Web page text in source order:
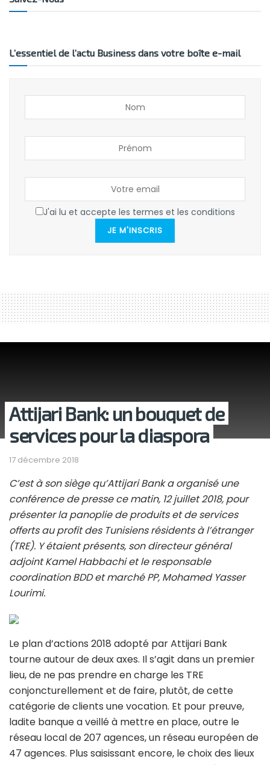
L’essentiel de l’actu Business dans votre boîte e-mail
J'ai lu et accepte les termes et les conditions
JE M'INSCRIS
Attijari Bank: un bouquet de
services pour la diaspora
17 décembre 2018
C’est à son siège qu’Attijari Bank a organisé une
conférence de presse ce matin, 12 juillet 2018, pour
présenter la panoplie de produits et de services
offerts au profit des Tunisiens résidents à l’étranger
(TRE). Y étaient présents, son directeur général
adjoint Kamel Habbachi et le responsable
coordination BDD et marché PP, Mohamed Yasser
Lourimi.
Le plan d’actions 2018 adopté par Attijari Bank
tourne autour de deux axes. Il s’agit dans un premier
lieu, de ne pas prendre en charge les TRE
conjoncturellement et de faire, plutôt, de cette
catégorie de clients une vocation. Et pour preuve,
ladite banque a veillé à mettre en place, outre le
réseau local de 207 agences, un réseau européen de
47 agences. Plus saisissant encore, le choix des lieux